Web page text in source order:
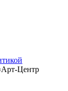
Центр